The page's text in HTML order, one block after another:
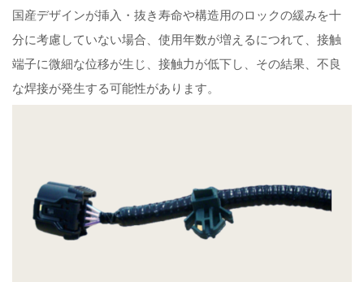
国産デザインが挿入・抜き寿命や構造用のロックの緩みを十
分に考慮していない場合、使用年数が増えるにつれて、接触
端子に微細な位移が生じ、接触力が低下し、その結果、不良
な焊接が発生する可能性があります。